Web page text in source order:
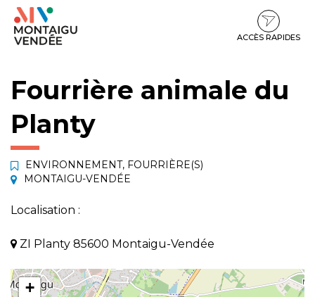
Gestion des traceurs
Aller
Aller
contenu
Aller
pied
ACCÈS RAPIDES
Fourrière animale du
Planty
ENVIRONNEMENT, FOURRIÈRE(S)
MONTAIGU-VENDÉE
Localisation :
ZI Planty 85600 Montaigu-Vendée
+